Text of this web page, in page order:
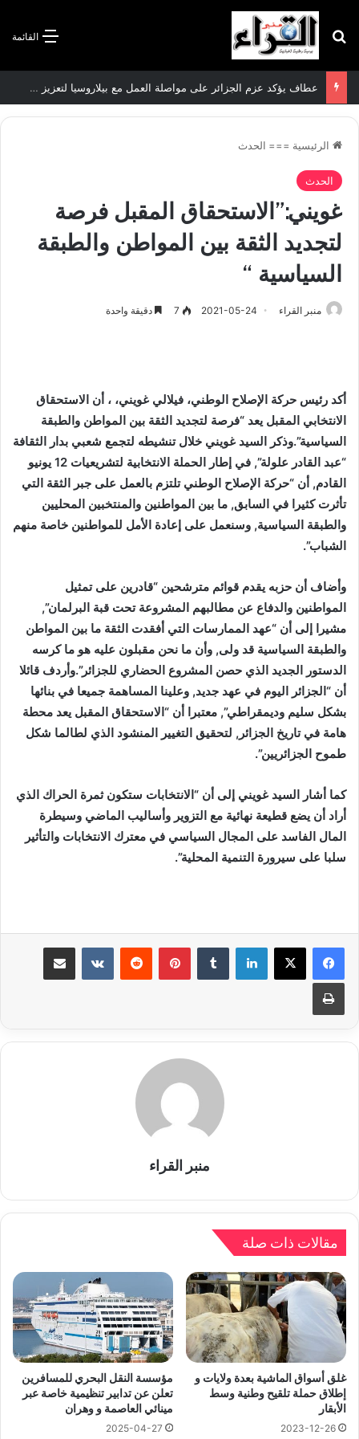
القائمة بحث عن
سعيود يشدد على إلزامية استكمال جميع عمليات تعويض متضرري حرائق الغابات قبل نهاية شهر أوت
الرئيسية === الحدث
الحدث
غويني:”الاستحقاق المقبل فرصة
لتجديد الثقة بين المواطن والطبقة
السياسية “
منبر القراء 2021-05-24
7 دقيقة واحدة
أكد رئيس حركة الإصلاح الوطني، فيلالي غويني، ، أن الاستحقاق
الانتخابي المقبل يعد “فرصة لتجديد الثقة بين المواطن والطبقة
السياسية”.وذكر السيد غويني خلال تنشيطه لتجمع شعبي بدار الثقافة
“عبد القادر علولة”, في إطار الحملة الانتخابية لتشريعيات 12 يونيو
القادم, أن “حركة الإصلاح الوطني تلتزم بالعمل على جبر الثقة التي
تأثرت كثيرا في السابق, ما بين المواطنين والمنتخبين المحليين
والطبقة السياسية, وسنعمل على إعادة الأمل للمواطنين خاصة منهم
الشباب”.
وأضاف أن حزبه يقدم قوائم مترشحين “قادرين على تمثيل
المواطنين والدفاع عن مطالبهم المشروعة تحت قبة البرلمان”,
مشيرا إلى أن “عهد الممارسات التي أفقدت الثقة ما بين المواطن
والطبقة السياسية قد ولى, وأن ما نحن مقبلون عليه هو ما كرسه
الدستور الجديد الذي حصن المشروع الحضاري للجزائر”.وأردف قائلا
أن “الجزائر اليوم في عهد جديد, وعلينا المساهمة جميعا في بنائها
بشكل سليم وديمقراطي”, معتبرا أن “الاستحقاق المقبل يعد محطة
هامة في تاريخ الجزائر, لتحقيق التغيير المنشود الذي لطالما شكل
طموح الجزائريين”.
كما أشار السيد غويني إلى أن “الانتخابات ستكون ثمرة الحراك الذي
أراد أن يضع قطيعة نهائية مع التزوير وأساليب الماضي وسيطرة
المال الفاسد على المجال السياسي في معترك الانتخابات والتأثير
سلبا على سيرورة التنمية المحلية”.
لينكدإن بينتيريست
طباعة
منبر القراء
مقالات ذات صلة
غلق أسواق الماشية بعدة ولايات و
إطلاق حملة تلقيح وطنية وسط
الأبقار
2023-12-26
مؤسسة النقل البحري للمسافرين
تعلن عن تدابير تنظيمية خاصة عبر
مينائي العاصمة و وهران
2025-04-27